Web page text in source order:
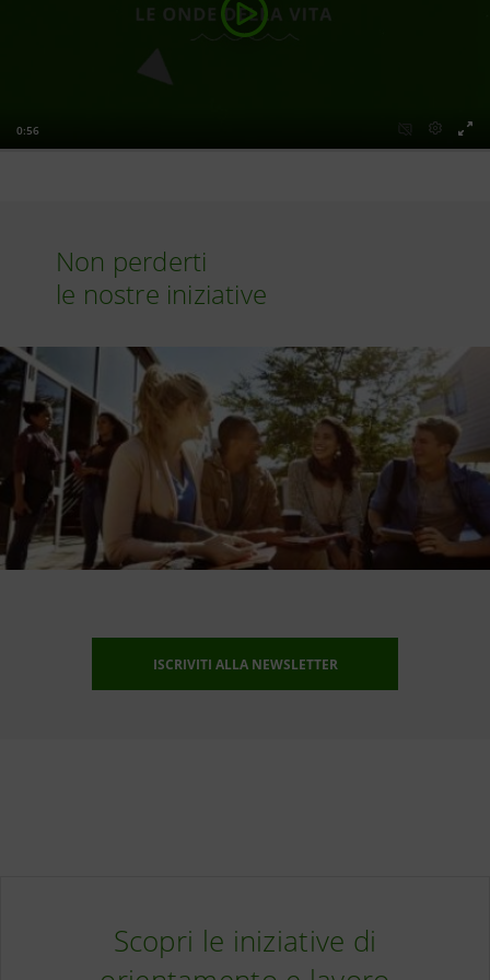
Non perderti
le nostre iniziative
ISCRIVITI ALLA NEWSLETTER
Scopri le iniziative di